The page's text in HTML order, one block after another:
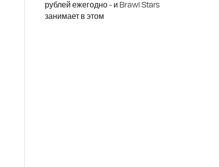
рублей ежегодно - и Brawl Stars
занимает в этом